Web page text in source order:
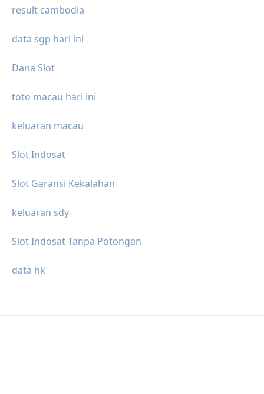
result cambodia
data sgp hari ini
Dana Slot
toto macau hari ini
keluaran macau
Slot Indosat
Slot Garansi Kekalahan
keluaran sdy
Slot Indosat Tanpa Potongan
data hk